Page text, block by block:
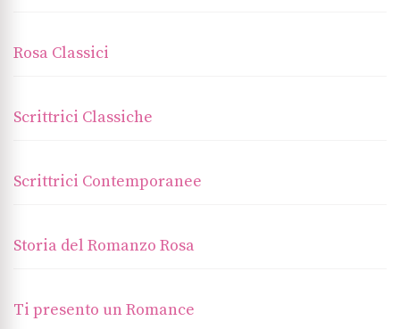
Rosa Classici
Scrittrici Classiche
Scrittrici Contemporanee
Storia del Romanzo Rosa
Ti presento un Romance